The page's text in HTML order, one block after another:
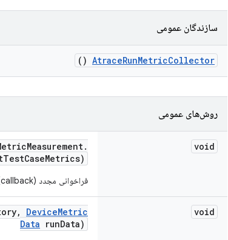
سازندگان عمومی
AtraceRunMetricCollector
()
روش‌های عمومی
void
Measurement.
TestCaseMetrics)
فراخوانی مجدد (callback) پس از پایان یک مورد آزمایشی (test case).
void
, DeviceMetric
Data runData)